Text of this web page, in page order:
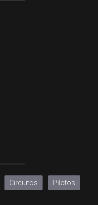
Circuitos Pilotos